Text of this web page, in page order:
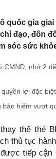
quốc gia giai
đạo, đôn
sóc sức
nhớ 2
lợi đặc
bảo hiểm vượt
thế thẻ
thủ tục
tiếp cận